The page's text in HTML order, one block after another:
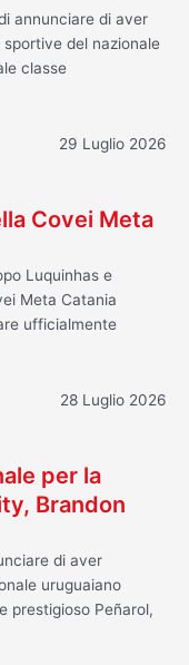
annunciare di aver
del nazionale
classe
29 Luglio 2026
Covei Meta
Luquinhas e
Meta Catania
ufficialmente
28 Luglio 2026
per la
Brandon
di aver
uruguaiano
prestigioso Peñarol,